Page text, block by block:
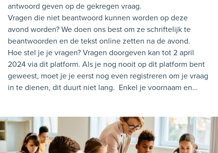
antwoord geven op de gekregen vraag.
Vragen die niet beantwoord kunnen worden op deze
avond worden? We doen ons best om ze schriftelijk te
beantwoorden en de tekst online zetten na de avond.
Hoe stel je je vragen? Vragen doorgeven kan tot 2 april
2024 via dit platform. Als je nog nooit op dit platform bent
geweest, moet je je eerst nog even registreren om je vraag
in te dienen, dit duurt niet lang. Enkel je voornaam en
leden van ’t Origineel, zij zullen onderling de vragen
verdelen Wat met de antwoorden? De leden van 't
Origineel geven hun persoonlijke antwoorden, hun eigen